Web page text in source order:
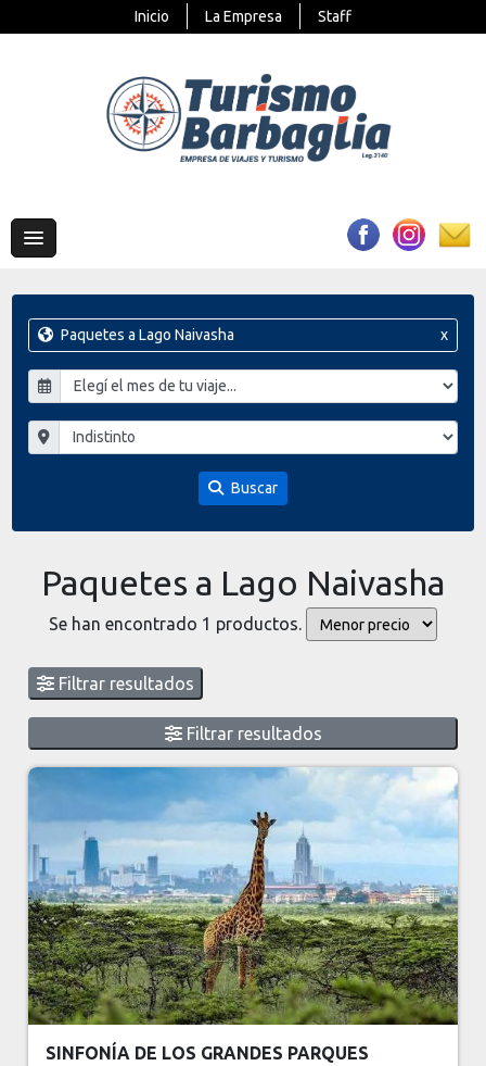
Inicio La Empresa Staff
Paquetes a Lago Naivasha x
Buscar
Paquetes a Lago Naivasha
Se han encontrado 1 productos.
Filtrar resultados
Filtrar resultados
SINFONÍA DE LOS GRANDES PARQUES